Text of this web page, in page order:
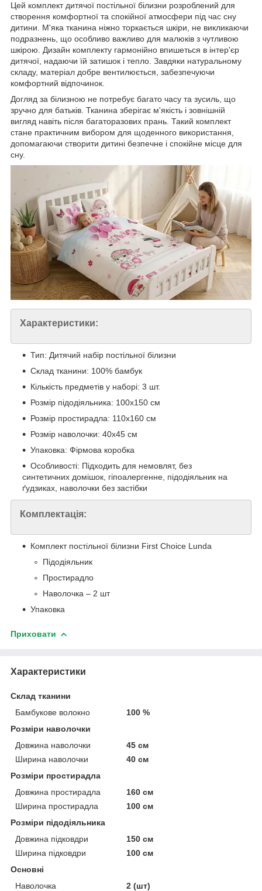
Цей комплект дитячої постільної білизни розроблений для
створення комфортної та спокійної атмосфери під час сну
дитини. М'яка тканина ніжно торкається шкіри, не викликаючи
подразнень, що особливо важливо для малюків з чутливою
шкірою. Дизайн комплекту гармонійно впишеться в інтер'єр
дитячої, надаючи їй затишок і тепло. Завдяки натуральному
складу, матеріал добре вентилюється, забезпечуючи
комфортний відпочинок.
Догляд за білизною не потребує багато часу та зусиль, що
зручно для батьків. Тканина зберігає м'якість і зовнішній
вигляд навіть після багаторазових прань. Такий комплект
стане практичним вибором для щоденного використання,
допомагаючи створити дитині безпечне і спокійне місце для
сну.
Характеристики:
Тип: Дитячий набір постільної білизни
Склад тканини: 100% бамбук
Кількість предметів у наборі: 3 шт.
Розмір підодіяльника: 100х150 см
Розмір простирадла: 110х160 см
Розмір наволочки: 40х45 см
Упаковка: Фірмова коробка
Особливості: Підходить для немовлят, без
синтетичних домішок, гіпоалергенне, підодіяльник на
ґудзиках, наволочки без застібки
Комплектація:
Комплект постільної білизни First Choice Lunda
Підодіяльник
Простирадло
Наволочка – 2 шт
Упаковка
Приховати
Характеристики
Склад тканини
Бамбукове волокно
100 %
Розміри наволочки
Довжина наволочки
45 см
Ширина наволочки
40 см
Розміри простирадла
Довжина простирадла
160 см
Ширина простирадла
100 см
Розміри підодіяльника
Довжина підковдри
150 см
Ширина підковдри
100 см
Основні
Наволочка
2 (шт)